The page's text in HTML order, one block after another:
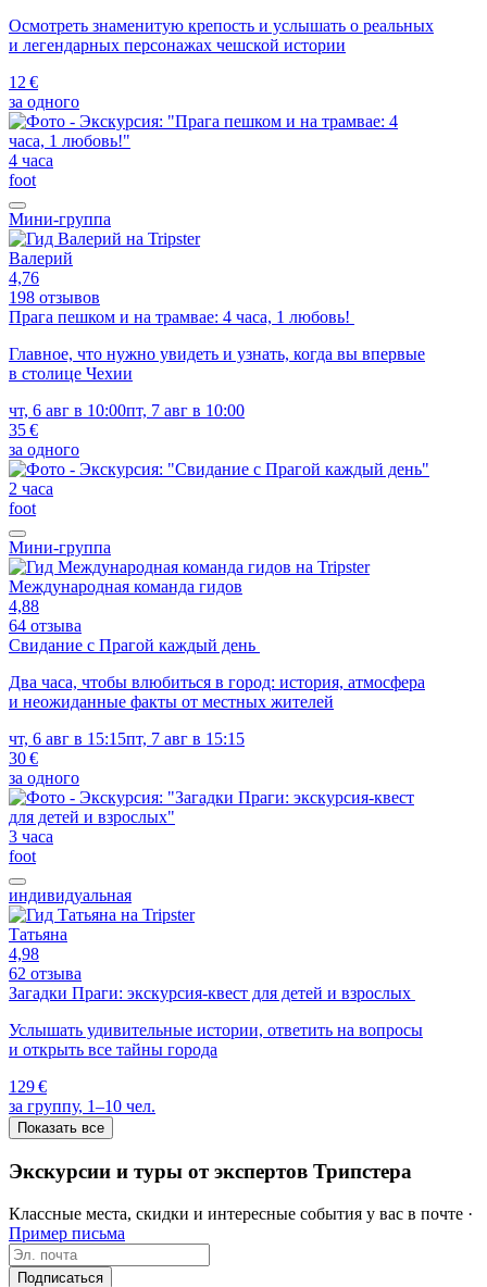
Осмотреть знаменитую крепость и услышать о реальных
и легендарных персонажах чешской истории
12 €
за одного
4 часа
foot
Мини-группа
Валерий
4,76
198 отзывов
Прага пешком и на трамвае: 4 часа, 1 любовь!
Главное, что нужно увидеть и узнать, когда вы впервые
в столице Чехии
чт, 6 авг в 10:00пт, 7 авг в 10:00
35 €
за одного
2 часа
foot
Мини-группа
Международная команда гидов
4,88
64 отзыва
Свидание с Прагой каждый день
Два часа, чтобы влюбиться в город: история, атмосфера
и неожиданные факты от местных жителей
чт, 6 авг в 15:15пт, 7 авг в 15:15
30 €
за одного
3 часа
foot
индивидуальная
Татьяна
4,98
62 отзыва
Загадки Праги: экскурсия-квест для детей и взрослых
Услышать удивительные истории, ответить на вопросы
и открыть все тайны города
129 €
за группу, 1–10 чел.
Показать все
Экскурсии и туры от экспертов Трипстера
Классные места, скидки и интересные события у вас в почте ·
Пример письма
Подписаться